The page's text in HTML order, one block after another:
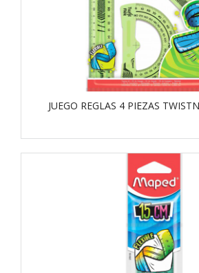
JUEGO REGLAS 4 PIEZAS